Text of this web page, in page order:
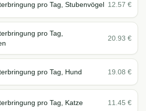
pro Tag, Stubenvögel 12.57 €
pro Tag,
20.93 €
pro Tag, Hund 19.08 €
pro Tag, Katze 11.45 €